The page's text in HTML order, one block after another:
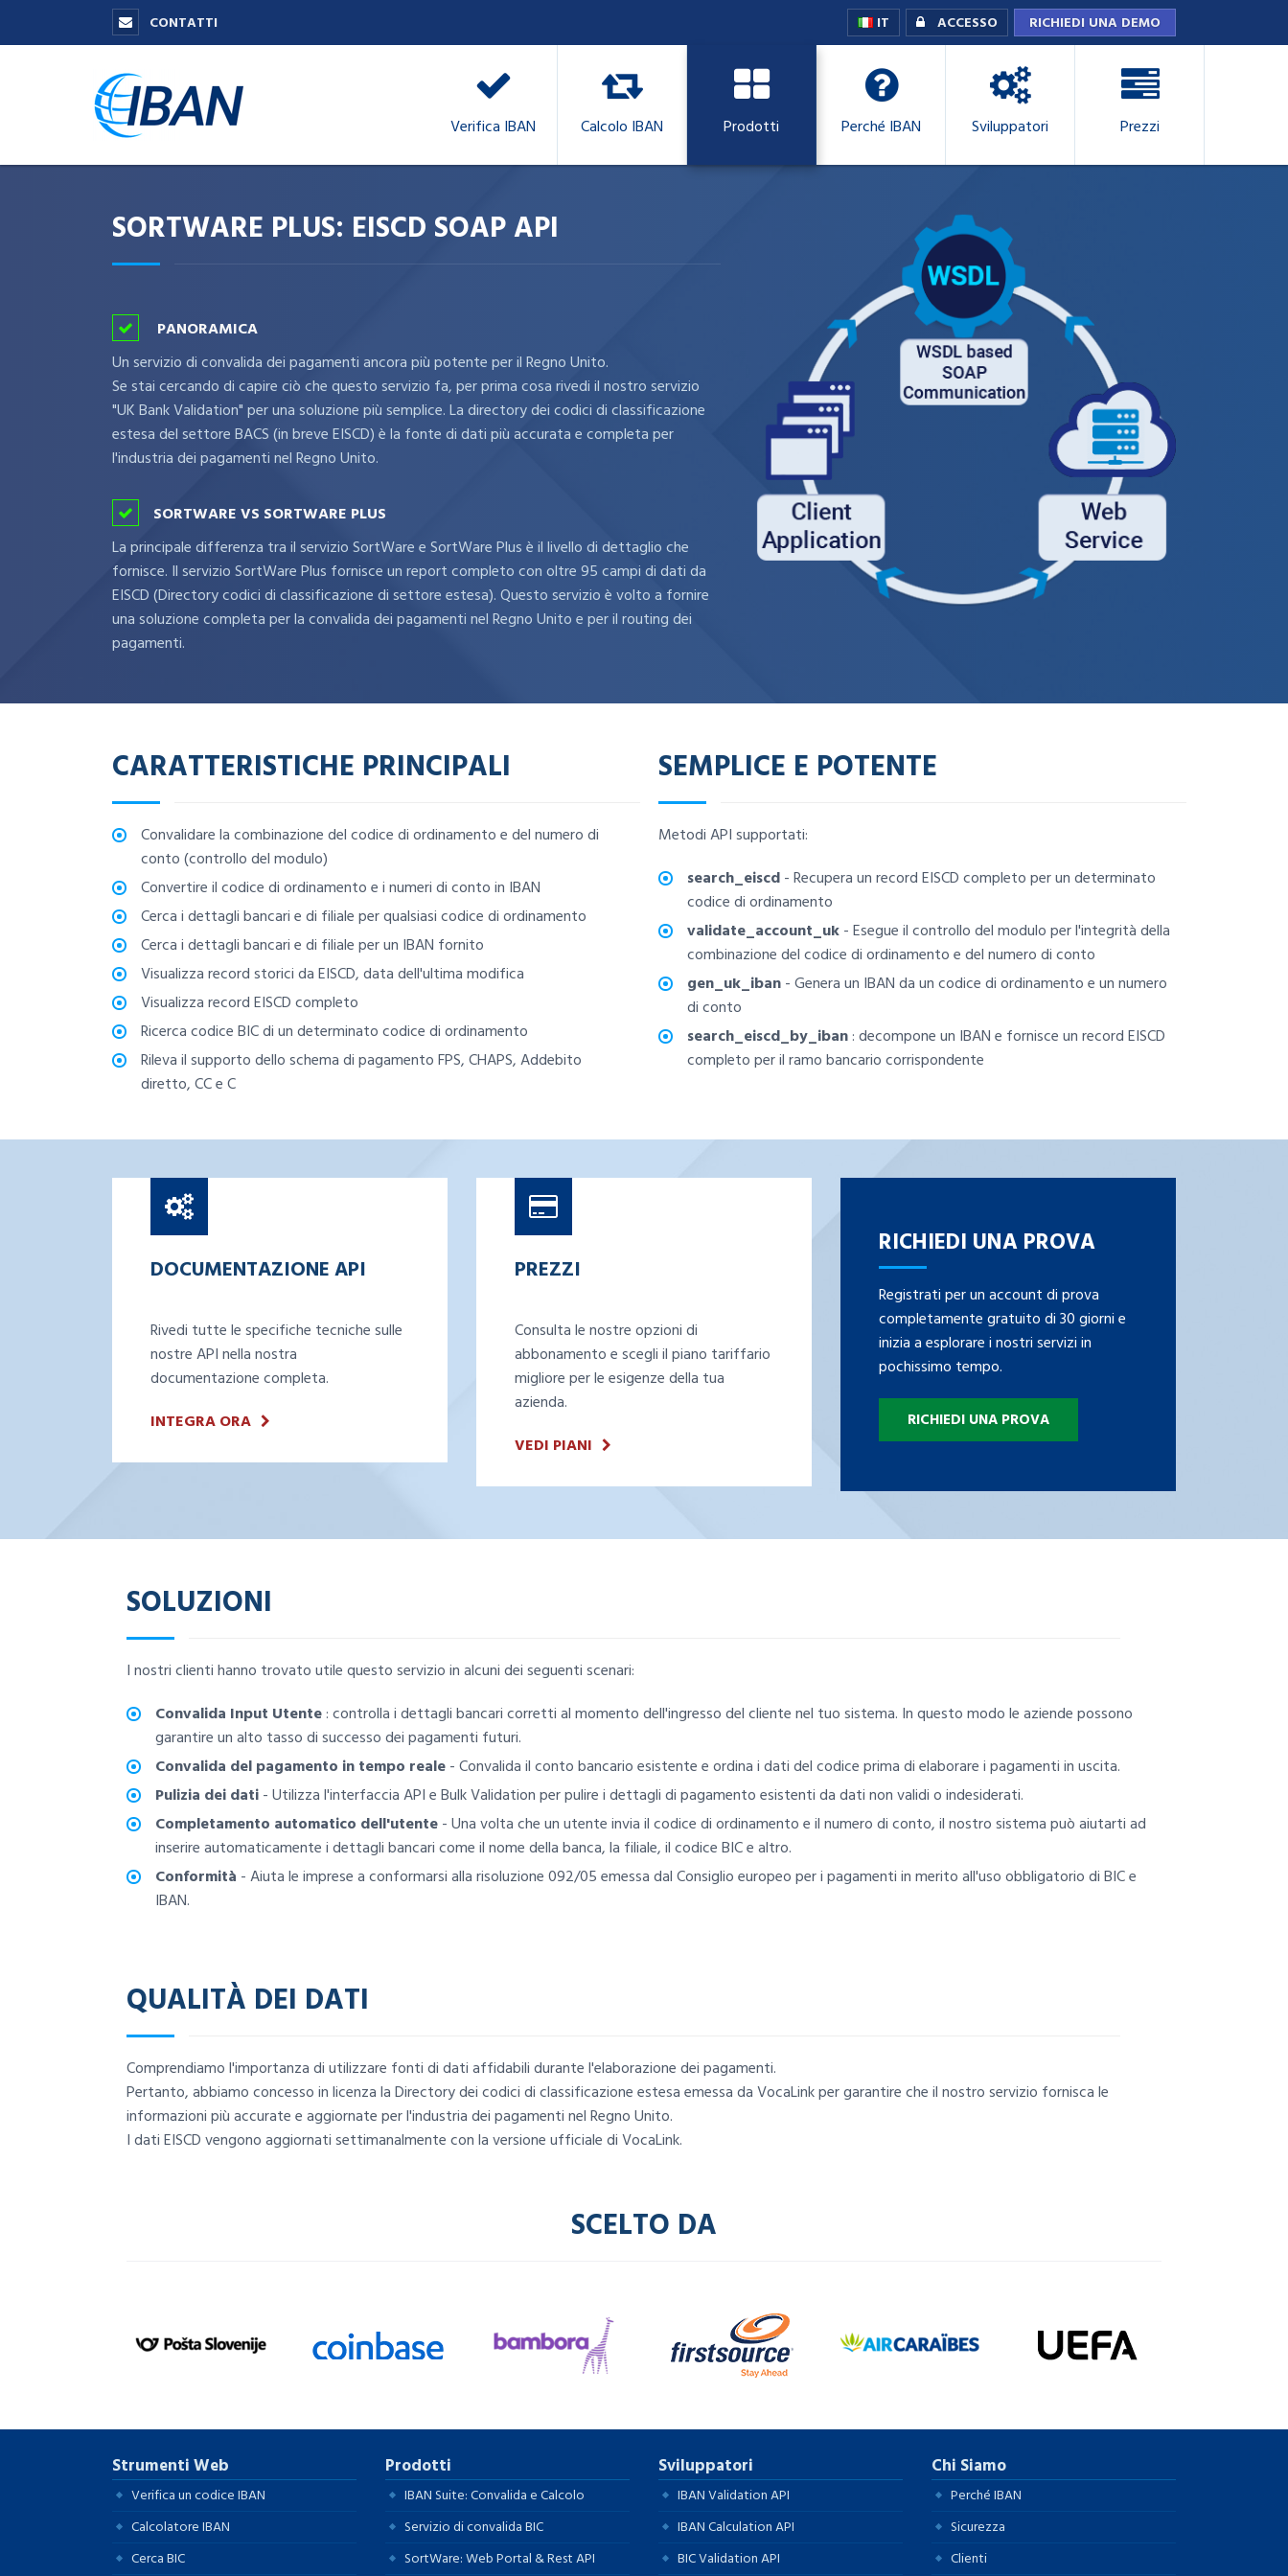
CONTATTI IT ACCESSO RICHIEDI UNA DEMO
Verifica IBAN Calcolo IBAN Prodotti Perché IBAN Sviluppatori Prezzi
SORTWARE PLUS: EISCD SOAP API
PANORAMICA
Un servizio di convalida dei pagamenti ancora più potente per il Regno Unito.
Se stai cercando di capire ciò che questo servizio fa, per prima cosa rivedi il nostro servizio
"UK Bank Validation" per una soluzione più semplice. La directory dei codici di classificazione
estesa del settore BACS (in breve EISCD) è la fonte di dati più accurata e completa per
l'industria dei pagamenti nel Regno Unito.
SORTWARE VS SORTWARE PLUS
La principale differenza tra il servizio SortWare e SortWare Plus è il livello di dettaglio che
fornisce. Il servizio SortWare Plus fornisce un report completo con oltre 95 campi di dati da
EISCD (Directory codici di classificazione di settore estesa). Questo servizio è volto a fornire
una soluzione completa per la convalida dei pagamenti nel Regno Unito e per il routing dei
pagamenti.
CARATTERISTICHE PRINCIPALI
Convalidare la combinazione del codice di ordinamento e del numero di
conto (controllo del modulo)
Convertire il codice di ordinamento e i numeri di conto in IBAN
Cerca i dettagli bancari e di filiale per qualsiasi codice di ordinamento
Cerca i dettagli bancari e di filiale per un IBAN fornito
Visualizza record storici da EISCD, data dell'ultima modifica
Visualizza record EISCD completo
Ricerca codice BIC di un determinato codice di ordinamento
Rileva il supporto dello schema di pagamento FPS, CHAPS, Addebito
diretto, CC e C
SEMPLICE E POTENTE
Metodi API supportati:
search_eiscd- Recupera un record EISCD completo per un determinato
codice di ordinamento
validate_account_uk- Esegue il controllo del modulo per l'integrità della
combinazione del codice di ordinamento e del numero di conto
gen_uk_iban- Genera un IBAN da un codice di ordinamento e un numero
di conto
search_eiscd_by_iban: decompone un IBAN e fornisce un record EISCD
completo per il ramo bancario corrispondente
DOCUMENTAZIONE API
Rivedi tutte le specifiche tecniche sulle
nostre API nella nostra
documentazione completa.
INTEGRA ORA
PREZZI
Consulta le nostre opzioni di
abbonamento e scegli il piano tariffario
migliore per le esigenze della tua
azienda.
VEDI PIANI
RICHIEDI UNA PROVA
Registrati per un account di prova
completamente gratuito di 30 giorni e
inizia a esplorare i nostri servizi in
pochissimo tempo.
RICHIEDI UNA PROVA
SOLUZIONI
I nostri clienti hanno trovato utile questo servizio in alcuni dei seguenti scenari:
Convalida Input Utente: controlla i dettagli bancari corretti al momento dell'ingresso del cliente nel tuo sistema. In questo modo le aziende possono
garantire un alto tasso di successo dei pagamenti futuri.
Convalida del pagamento in tempo reale- Convalida il conto bancario esistente e ordina i dati del codice prima di elaborare i pagamenti in uscita.
Pulizia dei dati- Utilizza l'interfaccia API e Bulk Validation per pulire i dettagli di pagamento esistenti da dati non validi o indesiderati.
Completamento automatico dell'utente- Una volta che un utente invia il codice di ordinamento e il numero di conto, il nostro sistema può aiutarti ad
inserire automaticamente i dettagli bancari come il nome della banca, la filiale, il codice BIC e altro.
Conformità - Aiuta le imprese a conformarsi alla risoluzione 092/05 emessa dal Consiglio europeo per i pagamenti in merito all'uso obbligatorio di BIC e
IBAN.
QUALITÀ DEI DATI
Comprendiamo l'importanza di utilizzare fonti di dati affidabili durante l'elaborazione dei pagamenti.
Pertanto, abbiamo concesso in licenza la Directory dei codici di classificazione estesa emessa da VocaLink per garantire che il nostro servizio fornisca le
informazioni più accurate e aggiornate per l'industria dei pagamenti nel Regno Unito.
I dati EISCD vengono aggiornati settimanalmente con la versione ufficiale di VocaLink.
SCELTO DA
Strumenti Web
Verifica un codice IBAN
Calcolatore IBAN
Cerca BIC
Prodotti
IBAN Suite: Convalida e Calcolo
Servizio di convalida BIC
SortWare: Web Portal & Rest API
Sviluppatori
IBAN Validation API
IBAN Calculation API
BIC Validation API
Chi Siamo
Perché IBAN
Sicurezza
Clienti